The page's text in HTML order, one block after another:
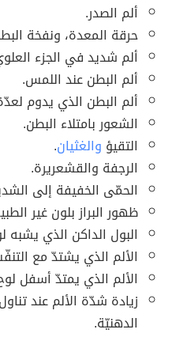
ألم الصدر.
حرقة المعدة، ونفخة
ألم شديد في الجزء
ألم البطن عند اللمس.
ألم البطن الذي يدوم
الشعور بامتلاء البطن.
التقيؤ والغثيان.
الرجفة والقشعريرة.
الحمّى الخفيفة إلى
ظهور البراز بلون غير
البول الداكن الذي يشبه
الألم الذي يشتدّ مع
الألم الذي يمتدّ أسفل
زيادة شدّة الألم عند
الدهنيّة.